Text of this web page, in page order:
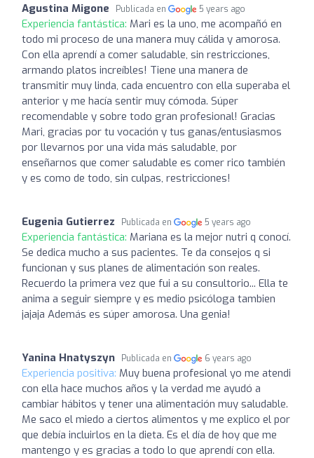
Agustina Migone Publicada en 5 years ago
Experiencia fantástica: Mari es la uno, me acompañó en
todo mi proceso de una manera muy cálida y amorosa.
Con ella aprendí a comer saludable, sin restricciones,
armando platos increíbles! Tiene una manera de
transmitir muy linda, cada encuentro con ella superaba el
anterior y me hacía sentir muy cómoda. Súper
recomendable y sobre todo gran profesional! Gracias
Mari, gracias por tu vocación y tus ganas/entusiasmos
por llevarnos por una vida más saludable, por
enseñarnos que comer saludable es comer rico también
y es como de todo, sin culpas, restricciones!
Eugenia Gutierrez Publicada en 5 years ago
Experiencia fantástica: Mariana es la mejor nutri q conocí.
Se dedica mucho a sus pacientes. Te da consejos q si
funcionan y sus planes de alimentación son reales.
Recuerdo la primera vez que fui a su consultorio... Ella te
anima a seguir siempre y es medio psicóloga tambien
jajaja Además es súper amorosa. Una genia!
Yanina Hnatyszyn Publicada en 6 years ago
Experiencia positiva: Muy buena profesional yo me atendi
con ella hace muchos años y la verdad me ayudó a
cambiar hábitos y tener una alimentación muy saludable.
Me saco el miedo a ciertos alimentos y me explico el por
que debía incluirlos en la dieta. Es el día de hoy que me
mantengo y es gracias a todo lo que aprendí con ella.